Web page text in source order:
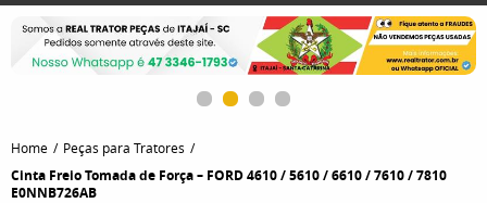
Home Peças para Tratores
Cinta Freio Tomada de Força – FORD 4610 / 5610 / 6610 / 7610 / 7810
E0NNB726AB